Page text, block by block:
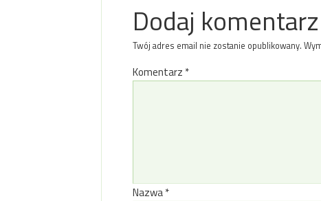
Dodaj komentarz
Twój adres email nie zostanie opublikowany.
Komentarz *
Nazwa*